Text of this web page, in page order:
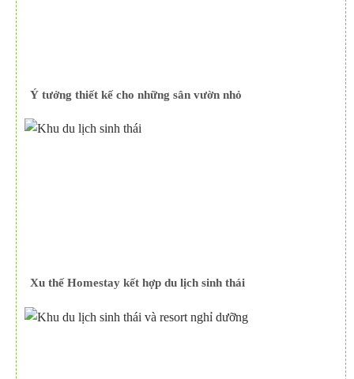
Ý tưởng thiết kế cho những sân vườn nhỏ
Xu thế Homestay kết hợp du lịch sinh thái